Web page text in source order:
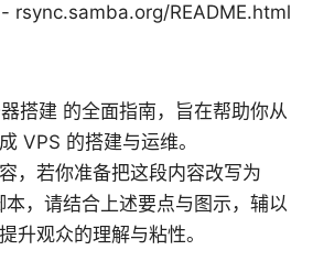
rsync.samba.org/README.html
搭建 的全面指南，旨在帮助你从
VPS 的搭建与运维。
，若你准备把这段内容改写为
，请结合上述要点与图示，辅以
升观众的理解与粘性。